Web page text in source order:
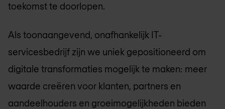
toekomst te doorlopen.
Als toonaangevend, onafhankelijk IT-
servicesbedrijf zijn we uniek gepositioneerd om
digitale transformaties mogelijk te maken: meer
waarde creëren voor klanten, partners en
aandeelhouders en groeimogelijkheden bieden